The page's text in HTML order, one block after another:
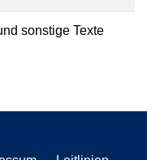
sonstige Texte